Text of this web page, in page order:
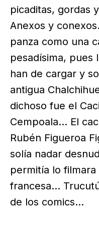
picaditas, gordas
Anexos y
panza como una
pesadísima, pues
han de cargar y
antigua
dichoso fue el
Cempoala… El
Rubén Figueroa
solía nadar
permitía lo
francesa…
de los comics…